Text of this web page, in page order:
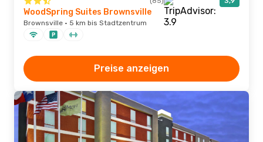
WoodSpring Suites Brownsville
Brownsville · 5 km bis Stadtzentrum
Preise anzeigen